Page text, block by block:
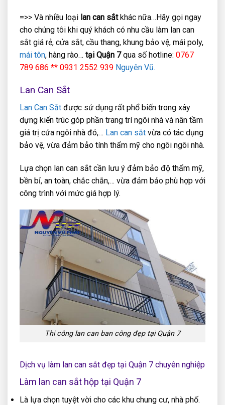
=>> Và nhiều loại lan can sắtkhác nữa…Hãy gọi ngay
cho chúng tôi khi quý khách có nhu cầu làm lan can
sắt giá rẻ, cửa sắt, cầu thang, khung bảo vệ, mái poly,
mái tôn, hàng rào… tại Quận 7qua số hotline: 0767
789 686 ** 0931 2552 939 Nguyên Vũ.
Lan Can Sắt
Lan Can Sắt được sử dụng rất phổ biến trong xây
dựng kiến trúc góp phần trang trí ngôi nhà và nân tầm
giá trị cửa ngôi nhà đó,… Lan can sắt vừa có tác dụng
bảo vệ, vừa đảm bảo tính thẩm mỹ cho ngôi ngôi nhà.
Lựa chọn lan can sắt cần lưu ý đảm bảo độ thẩm mỹ,
bền bỉ, an toàn, chắc chắn,… vừa đảm bảo phù hợp với
công trình với mức giá hợp lý.
Thi công lan can ban công đẹp tại Quận 7
Dịch vụ làm lan can sắt đẹp tại Quận 7 chuyên nghiệp
Làm lan can sắt hộp tại Quận 7
Là lựa chọn tuyệt vời cho các khu chung cư, nhà phố.